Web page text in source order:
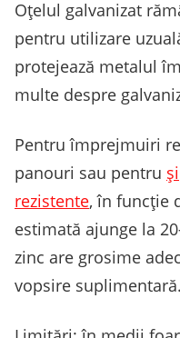
Oțelul galvanizat
pentru utilizare
protejează metalul
multe despre
Pentru împrejmuiri
panouri sau pentru
rezistente, în funcție
estimată ajunge la
zinc are grosime
vopsire suplimentară.